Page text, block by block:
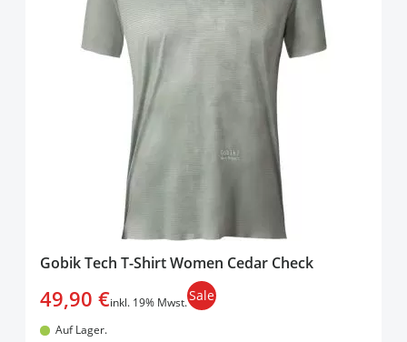
Gobik Tech T-Shirt Women Cedar Check
49,90 €inkl. 19% Mwst.Sale
Auf Lager.